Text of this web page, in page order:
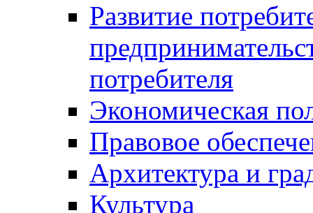
Развитие
потребителя
Экономическая
Правовое
Архитектура и
Культура